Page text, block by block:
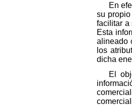
En
su
facilitar a
Esta
alineado
los
dicha
El